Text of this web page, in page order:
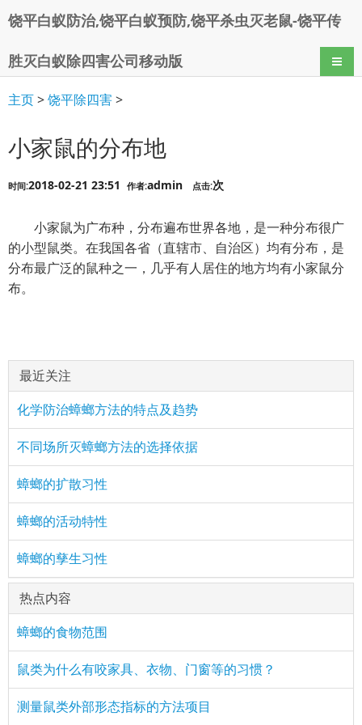
饶平白蚁防治,饶平白蚁预防,饶平杀虫灭老鼠-饶平传
胜灭白蚁除四害公司移动版 导航
主页>饶平除四害>
小家鼠的分布地
时间:2018-02-21 23:51 作者:admin 点击:次
小家鼠为广布种，分布遍布世界各地，是一种分布很广
的小型鼠类。在我国各省（直辖市、自治区）均有分布，是
分布最广泛的鼠种之一，几乎有人居住的地方均有小家鼠分
布。
最近关注
化学防治蟑螂方法的特点及趋势
不同场所灭蟑螂方法的选择依据
蟑螂的扩散习性
蟑螂的活动特性
蟑螂的孳生习性
热点内容
蟑螂的食物范围
鼠类为什么有咬家具、衣物、门窗等的习惯？
测量鼠类外部形态指标的方法项目